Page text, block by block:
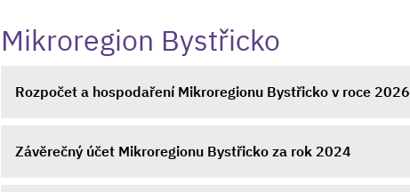
Mikroregion Bystřicko
Rozpočet a hospodaření Mikroregionu Bystřicko v roce 2026
Závěrečný účet Mikroregionu Bystřicko za rok 2024